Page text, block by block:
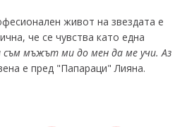
живот на звездата е
че се чувства като една
съм мъжът ми до мен да ме учи. Аз
е пред "Папараци" Лияна.